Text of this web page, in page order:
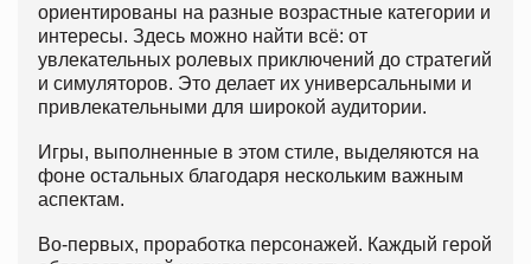
ориентированы на разные возрастные категории и
интересы. Здесь можно найти всё: от
увлекательных ролевых приключений до стратегий
и симуляторов. Это делает их универсальными и
привлекательными для широкой аудитории.
Игры, выполненные в этом стиле, выделяются на
фоне остальных благодаря нескольким важным
аспектам.
Во-первых, проработка персонажей. Каждый герой